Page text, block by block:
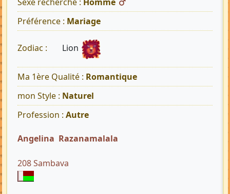
Préférence : Mariage
Zodiac : Lion
Ma 1ère Qualité : Romantique
mon Style : Naturel
Profession : Autre
Angelina Razanamalala
208 Sambava